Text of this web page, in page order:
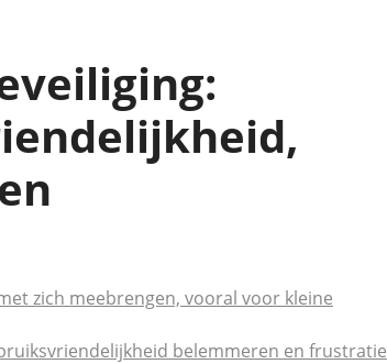
zich meebrengen, vooral voor kleine
belemmeren en frustratie